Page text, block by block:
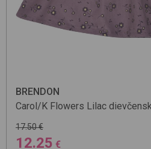
BRENDON
Carol/K Flowers Lilac
17.50 €
12.25 €